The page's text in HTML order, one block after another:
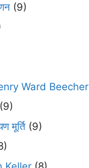
(9)
Ward Beecher
(9)
मूर्ति (9)